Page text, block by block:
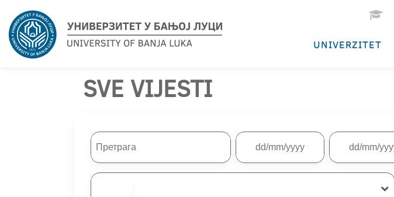
UNIVERZITET
SVE VIJESTI